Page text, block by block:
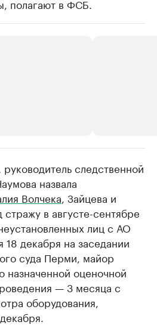
полагают в ФСБ.
и
продукции
в каталоге Посмотрите в
следственной
назвала
Волчека , Зайцева и
в августе-сентябре
лиц с АО
декабря на заседании
суда Перми, майор
назначенной оценочной
— 3 месяца с
оборудования,